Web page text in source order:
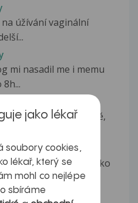
úžívání vaginální
mi nasadil me i memu
Entizol orálně,
poškození
Vámi poradit jestli jako
jako lékař
soubory cookies,
lékař, který se
mohl co nejlépe
sbíráme